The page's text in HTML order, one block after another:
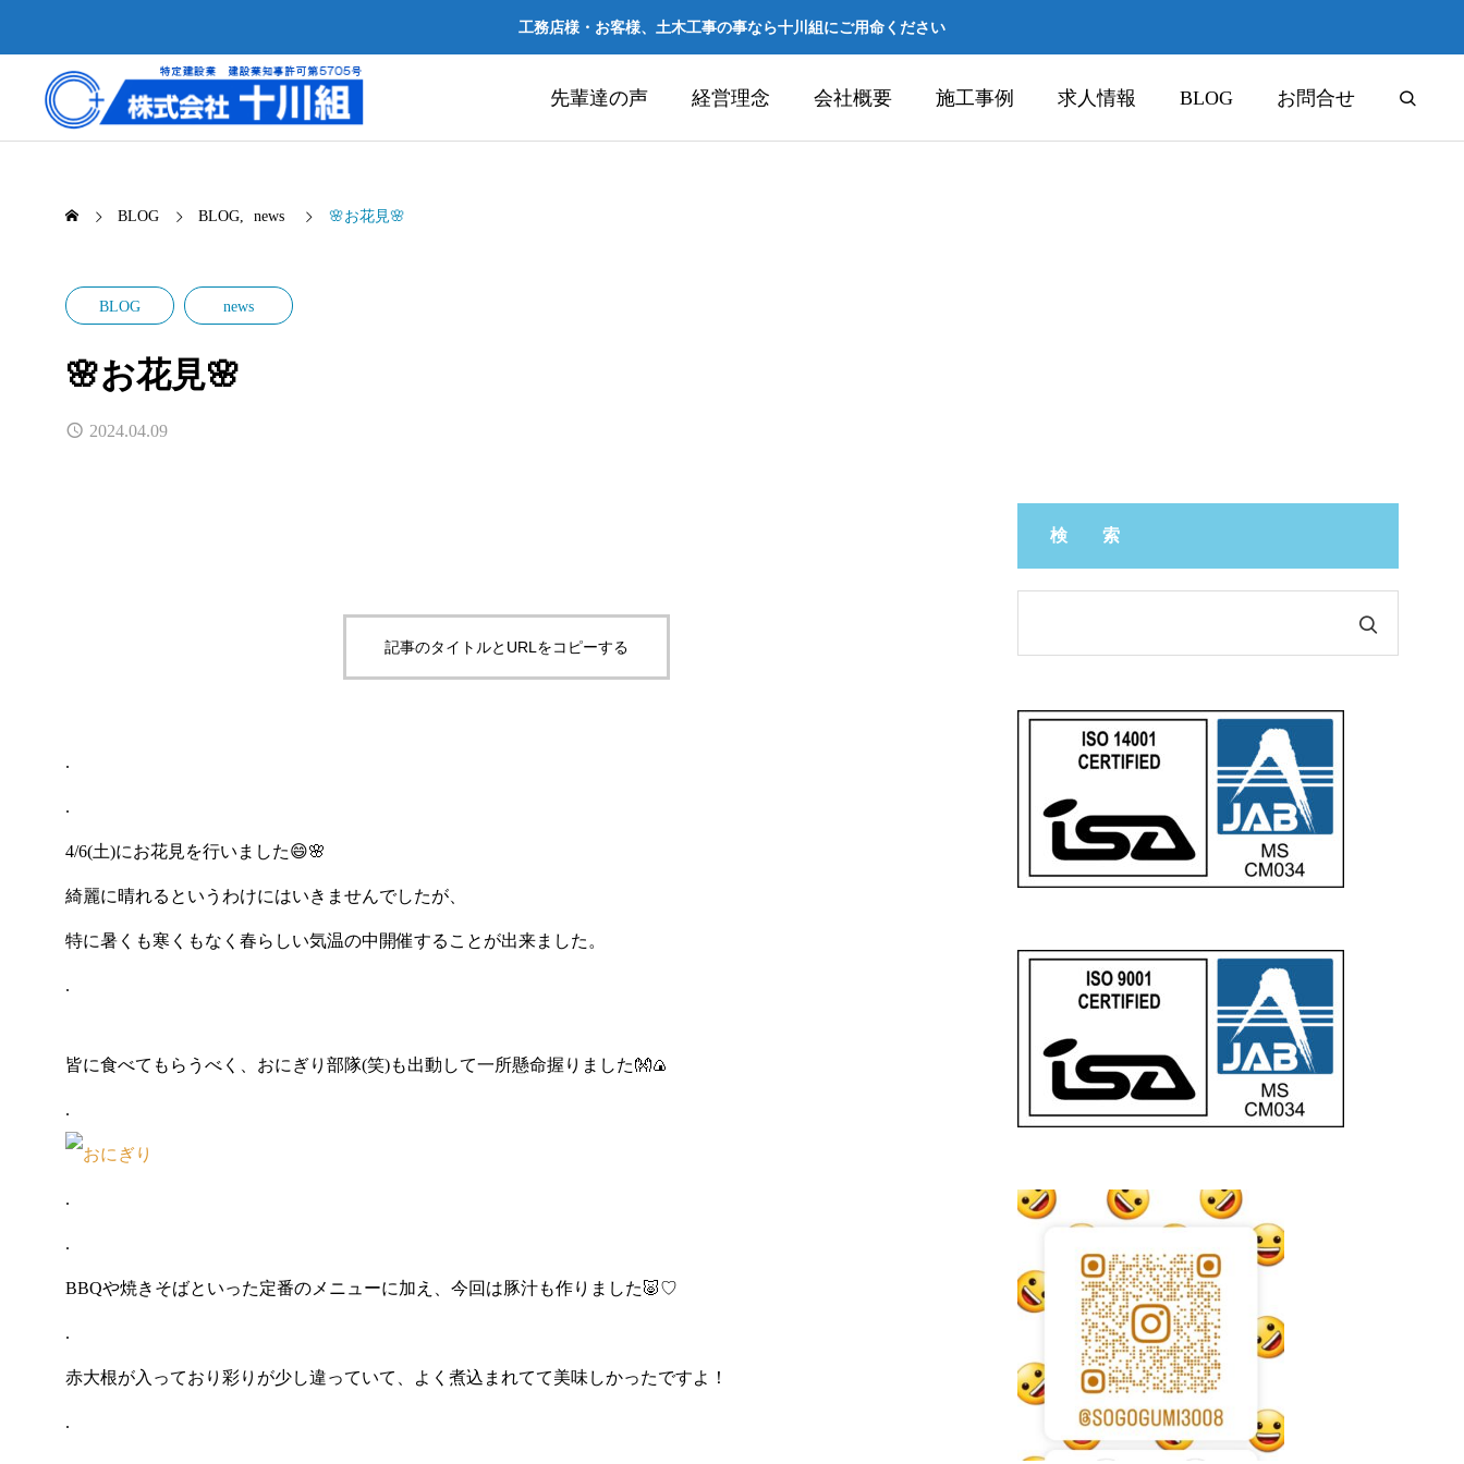
工務店様・お客様、土木工事の事なら十川組にご用命ください
先輩達の声 経営理念 会社概要 施工事例 求人情報 BLOG お問合せ
施工事例
設給水管更新工事
長交安第2号 県道三木牟礼線（井上
津森AP様邸新築基礎工事
H様邸新築基礎工事
BLOG BLOG news 🌸お花見🌸
BLOG news
🌸お花見🌸
2024.04.09
記事のタイトルとURLをコピーする
.
.
4/6(土)にお花見を行いました😄🌸
綺麗に晴れるというわけにはいきませんでしたが、
特に暑くも寒くもなく春らしい気温の中開催することが出来ました。
.
皆に食べてもらうべく、おにぎり部隊(笑)も出動して一所懸命握りました👐🍙
.
.
.
BBQや焼きそばといった定番のメニューに加え、今回は豚汁も作りました🐷♡
.
赤大根が入っており彩りが少し違っていて、よく煮込まれてて美味しかったですよ！
.
検 索